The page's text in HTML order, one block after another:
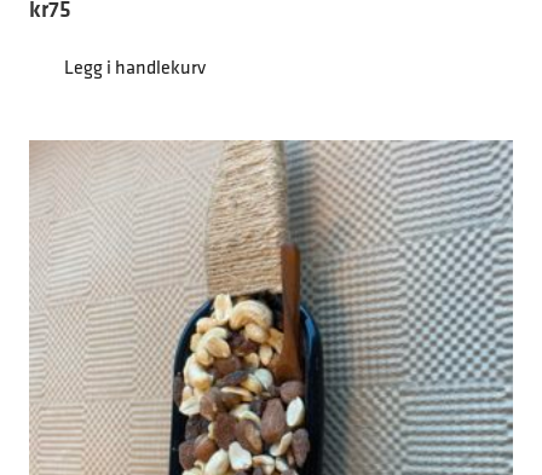
kr75
Legg i handlekurv